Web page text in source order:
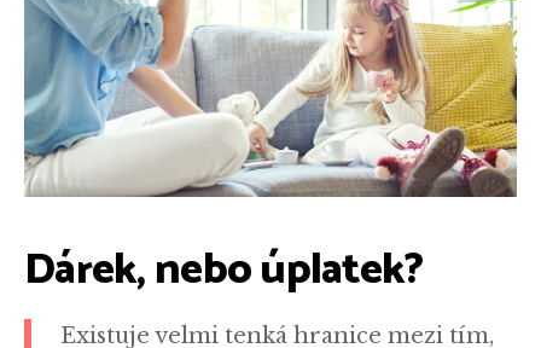
Dárek, nebo úplatek?
Existuje velmi tenká hranice mezi tím,